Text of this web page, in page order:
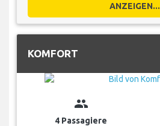
ANZEIGEN...
KOMFORT
group
4 Passagiere